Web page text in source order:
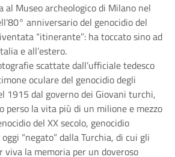
al Museo archeologico di Milano nel
anniversario del genocidio del
“itinerante”: ha toccato sino ad
e all’estero.
scattate dall’ufficiale tedesco
oculare del genocidio degli
1915 dal governo dei Giovani turchi,
perso la vita più di un milione e mezzo
del XX secolo, genocidio
“negato” dalla Turchia, di cui gli
la memoria per un doveroso